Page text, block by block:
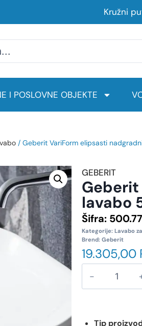
Kružni
I POSLOVNE OBJEKTE
/ Geberit VariForm elipsasti
GEBERIT
lavabo
Šifra:
Kategorije: Lavabo
Brend: Geberit
19.305,00
Tip